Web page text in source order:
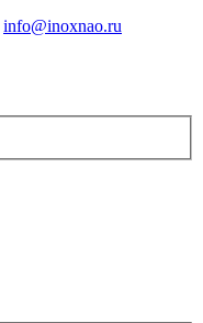
info@inoxnao.ru